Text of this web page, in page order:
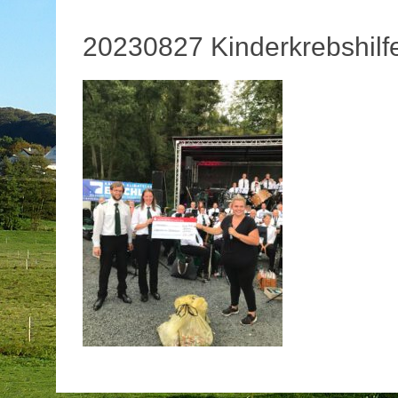
20230827